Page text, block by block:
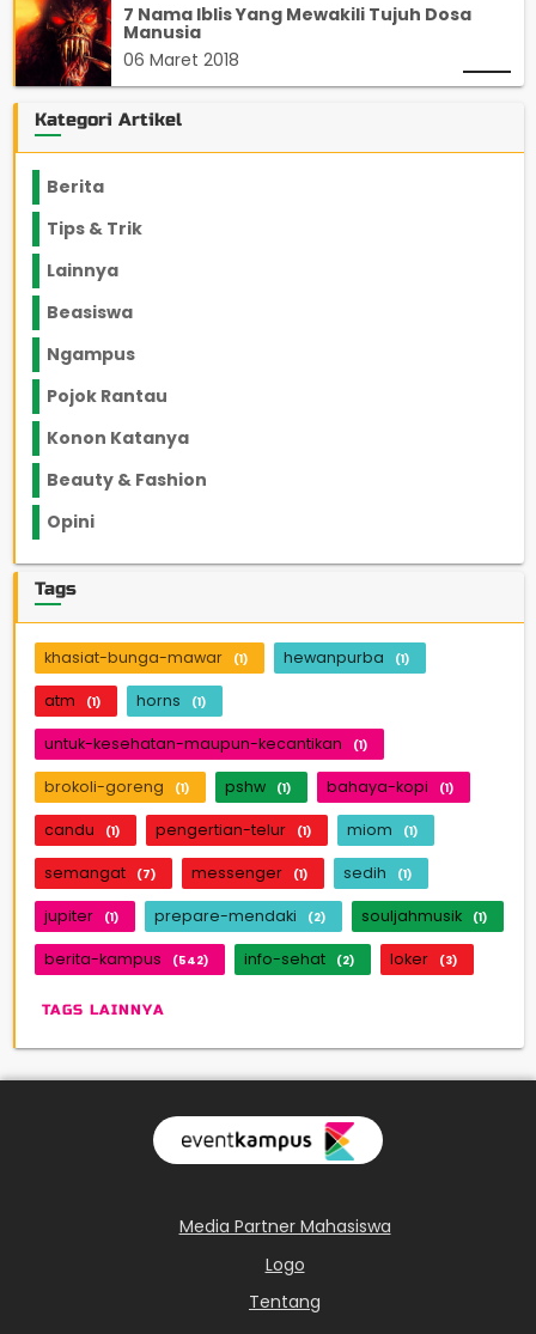
7 Nama Iblis Yang Mewakili Tujuh Dosa
Manusia
06 Maret 2018
Kategori Artikel
Berita
Tips & Trik
Lainnya
Beasiswa
Ngampus
Pojok Rantau
Konon Katanya
Beauty & Fashion
Opini
Tags
khasiat-bunga-mawar (1) hewanpurba (1)
atm (1) horns (1)
untuk-kesehatan-maupun-kecantikan (1)
brokoli-goreng (1) pshw (1) bahaya-kopi (1)
candu (1) pengertian-telur (1) miom (1)
semangat (7) messenger (1) sedih (1)
jupiter (1) prepare-mendaki (2) souljahmusik (1)
berita-kampus (542) info-sehat (2) loker (3)
TAGS LAINNYA
Media Partner Mahasiswa
Logo
Tentang